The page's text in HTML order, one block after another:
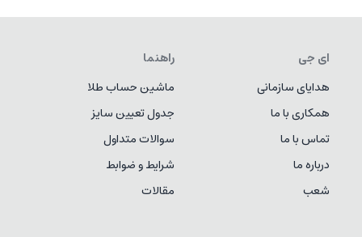
ای جی
هدایای سازمانی
همکاری با ما
تماس با ما
درباره ما
شعب
راهنما
ماشین حساب طلا
جدول تعیین سایز
سوالات متداول
شرایط و ضوابط
مقالات